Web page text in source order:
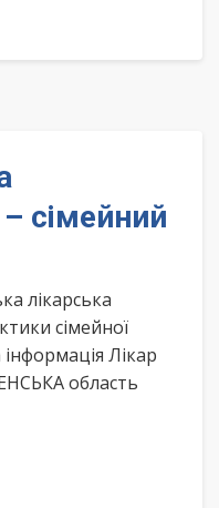
сімейний
лікарська
сімейної
Лікар
область